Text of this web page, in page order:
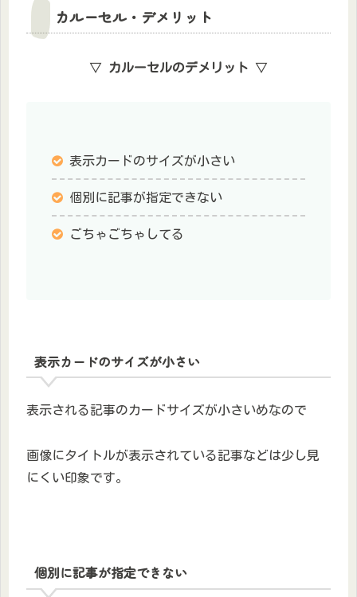
カルーセル・デメリット
▽ カルーセルのデメリット ▽
表示カードのサイズが小さい
個別に記事が指定できない
ごちゃごちゃしてる
表示カードのサイズが小さい
表示される記事のカードサイズが小さいめなので
画像にタイトルが表示されている記事などは少し見
にくい印象です。
個別に記事が指定できない